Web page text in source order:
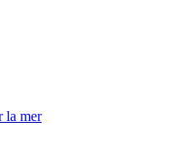
la mer